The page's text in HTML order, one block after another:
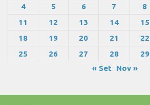
4
5 6 7 8
11
12 13 14 15
18
19 20 21 22
25
26 27 28 29
« Set
Nov »